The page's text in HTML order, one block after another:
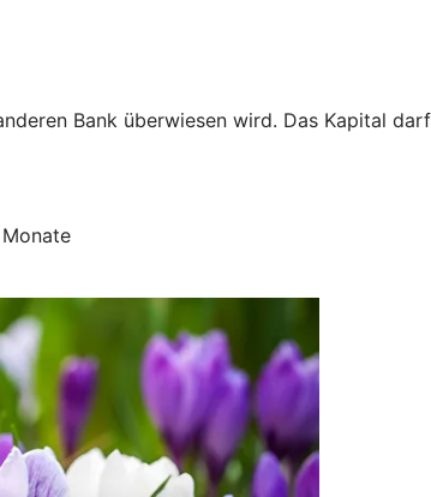
Bank überwiesen wird. Das Kapital